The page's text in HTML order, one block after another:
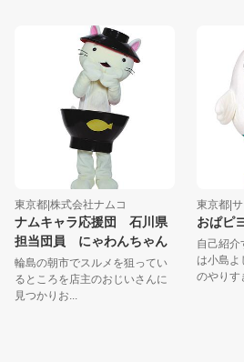
東京都|株式会社ナムコ
ナムキャラ応援団 石川県
担当団員 にゃわんちゃん
輪島の朝市でスルメを狙ってい
るところを店主のおじいさんに
見つかりお...
東京
おぱ
自己
は小
のや